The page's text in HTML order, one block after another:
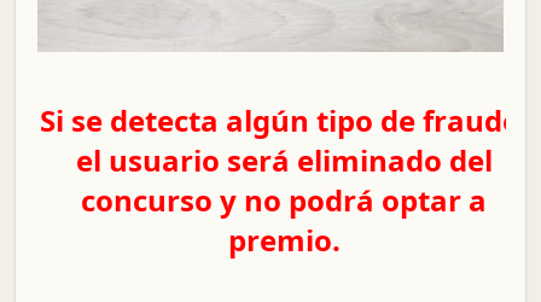
Si se detecta algún tipo de fraude,
el usuario será eliminado del
concurso y no podrá optar a
premio.